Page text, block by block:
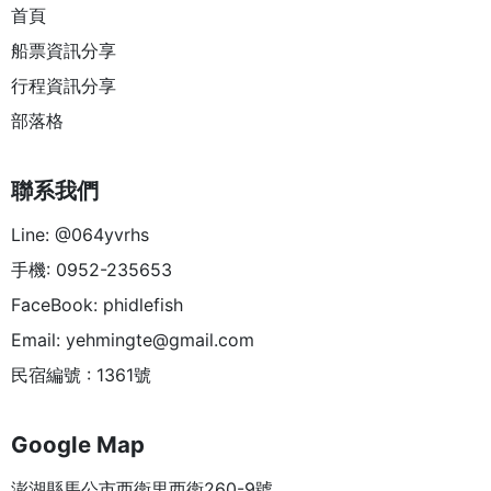
首頁
船票資訊分享
行程資訊分享
部落格
聯系我們
Line: @064yvrhs
手機: 0952-235653
FaceBook: phidlefish
Email: yehmingte@gmail.com
民宿編號 : 1361號
Google Map